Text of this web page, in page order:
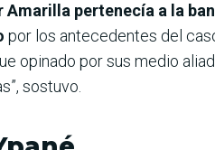
Amarilla pertenecía a la
por los antecedentes del
opinado por sus medio
sostuvo.